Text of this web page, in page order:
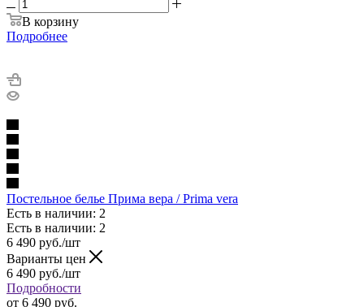
В корзину
Подробнее
Постельное белье Прима вера / Prima vera
Есть в наличии: 2
Есть в наличии: 2
6 490 руб./шт
Варианты цен
6 490 руб./шт
Подробности
от 6 490 руб.